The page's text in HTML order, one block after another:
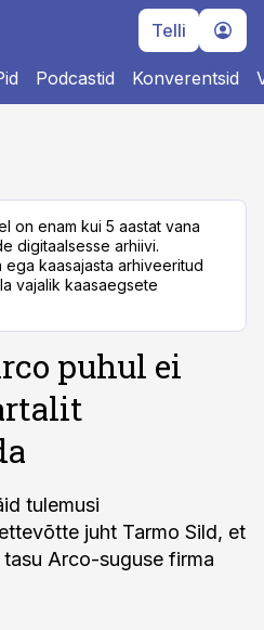
Telli
Podcastid Konverentsid
on enam kui 5 aastat vana
digitaalsesse arhiivi.
ega kaasajasta arhiveeritud
vajalik kaasaegsete
puhul ei
tulemusi
juht Tarmo Sild, et
Arco-suguse firma